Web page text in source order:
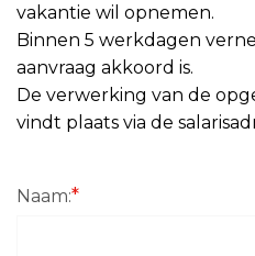
vakantie wil opnemen.
Binnen 5 werkdagen
aanvraag akkoord is.
De verwerking van de
vindt plaats via de
Naam:*